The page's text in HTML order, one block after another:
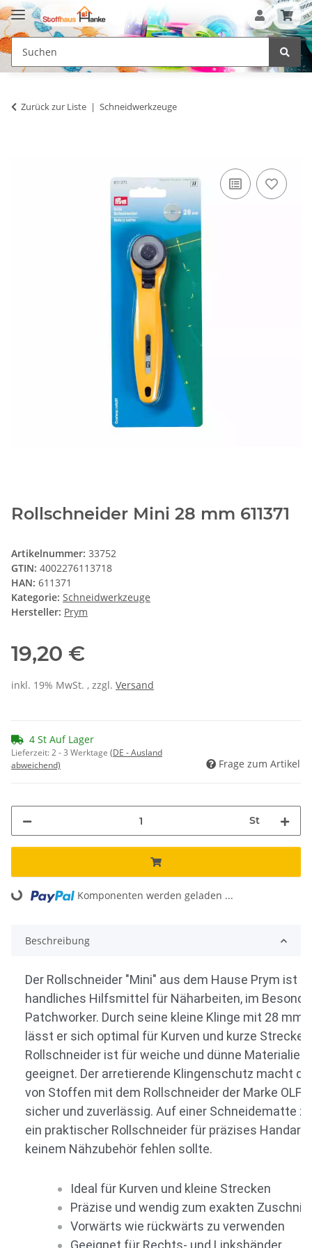
Zurück zur Liste Schneidwerkzeuge
Rollschneider Mini 28 mm 611371
Artikelnummer: 33752
GTIN: 4002276113718
HAN: 611371
Kategorie: Schneidwerkzeuge
Hersteller: Prym
19,20 €
inkl. 19% MwSt. , zzgl. Versand
4 St Auf Lager
Lieferzeit:2 - 3 Werktage (DE - Ausland
abweichend)
Frage zum Artikel
St
Loading... Komponenten werden geladen ...
Beschreibung
Der Rollschneider "Mini" aus dem Hause Prym ist
handliches Hilfsmittel für Näharbeiten, im
Patchworker. Durch seine kleine Klinge mit 28 mm
lässt er sich optimal für Kurven und kurze
Rollschneider ist für weiche und dünne
geeignet. Der arretierende Klingenschutz macht
von Stoffen mit dem Rollschneider der Marke
sicher und zuverlässig. Auf einer Schneidematte
ein praktischer Rollschneider für präzises
keinem Nähzubehör fehlen sollte.
Ideal für Kurven und kleine Strecken
Präzise und wendig zum exakten
Vorwärts wie rückwärts zu verwenden
Geeignet für Rechts- und Linkshänder